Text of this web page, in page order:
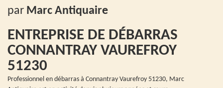
par Marc Antiquaire
ENTREPRISE DE DÉBARRAS
CONNANTRAY VAUREFROY
51230
Professionnel en débarras à Connantray Vaurefroy 51230, Marc